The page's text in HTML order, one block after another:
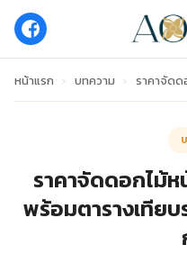
หน้าแรก › บทความ › ราคาจัดด
ราคาจัดดอกไม้ห
พร้อมตารางเทีย